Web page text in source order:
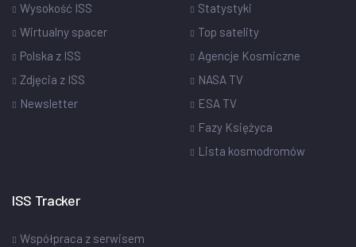
Wysokość ISS
Wirtualny spacer
Polska z ISS
Zdjęcia z ISS
Newsletter
Statystyki
Top satelity
Agencje Kosmiczne
NASA TV
ESA TV
Fazy Księżyca
Lista kosmodromów
ISS Tracker
Współpraca z serwisem